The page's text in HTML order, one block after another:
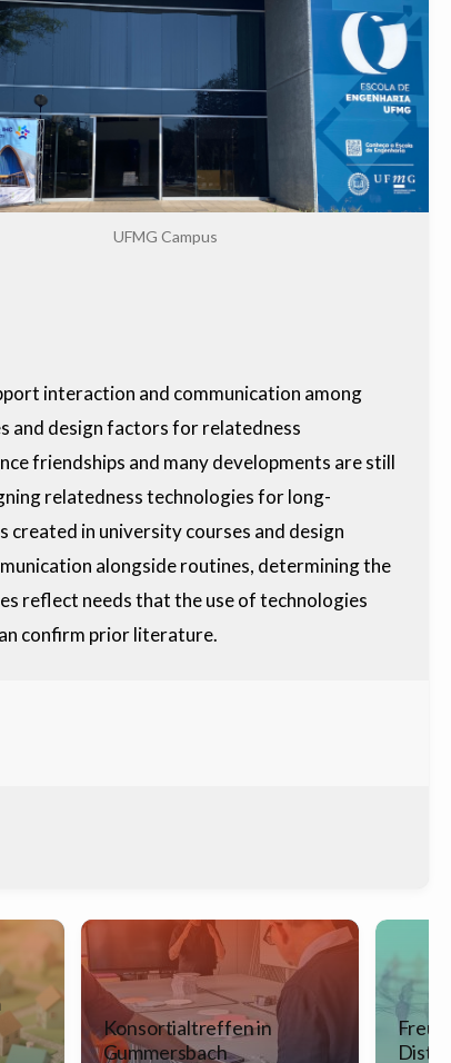
UFMG Campus
interaction and communication among
and design factors for relatedness
friendships and many developments are still
relatedness technologies for long-
created in university courses and design
alongside routines, determining the
reflect needs that the use of technologies
confirm prior literature.
Konsortialtreffen in
Gummersbach